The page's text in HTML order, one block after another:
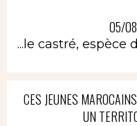
05/
...le castré, espèce
CES JEUNES
UN